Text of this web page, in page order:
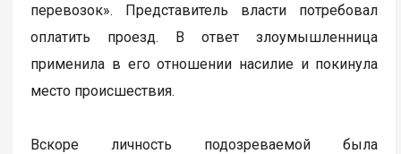
перевозок». Представитель власти потребовал
оплатить проезд. В ответ злоумышленница
применила в его отношении насилие и покинула
место происшествия.
Вскоре личность подозреваемой была